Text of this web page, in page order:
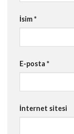
İsim*
E-posta *
İnternet sitesi